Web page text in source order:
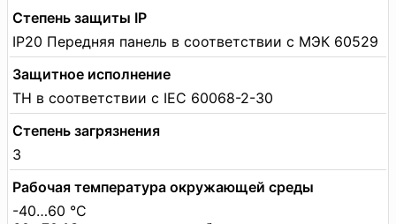
Степень защиты IP
IP20 Передняя панель в соответствии с МЭК 60529
Защитное исполнение
TH в соответствии с IEC 60068-2-30
Степень загрязнения
3
Рабочая температура окружающей среды
-40…60 °C